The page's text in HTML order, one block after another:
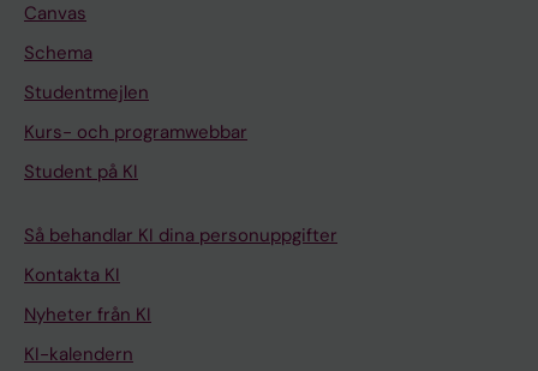
Canvas
Schema
Studentmejlen
Kurs- och programwebbar
Student på KI
Så behandlar KI dina personuppgifter
Kontakta KI
Nyheter från KI
KI-kalendern